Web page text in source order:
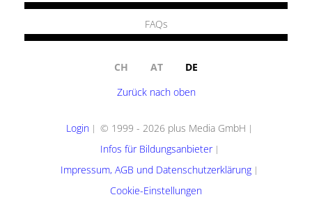
FAQs
CH AT
DE
Zurück nach oben
Login
© 1999 - 2026 plus Media GmbH
Infos für Bildungsanbieter
Impressum, AGB und Datenschutzerklärung
Cookie-Einstellungen